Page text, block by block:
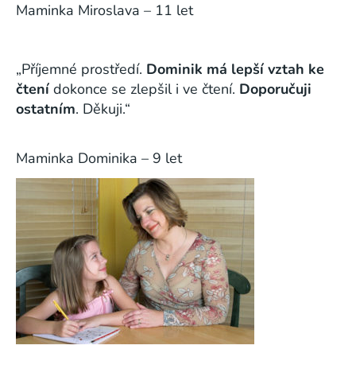
Maminka Miroslava – 11 let
„Příjemné prostředí. Dominik má lepší vztah ke
čtení dokonce se zlepšil i ve čtení. Doporučuji
ostatním. Děkuji.“
Maminka Dominika – 9 let